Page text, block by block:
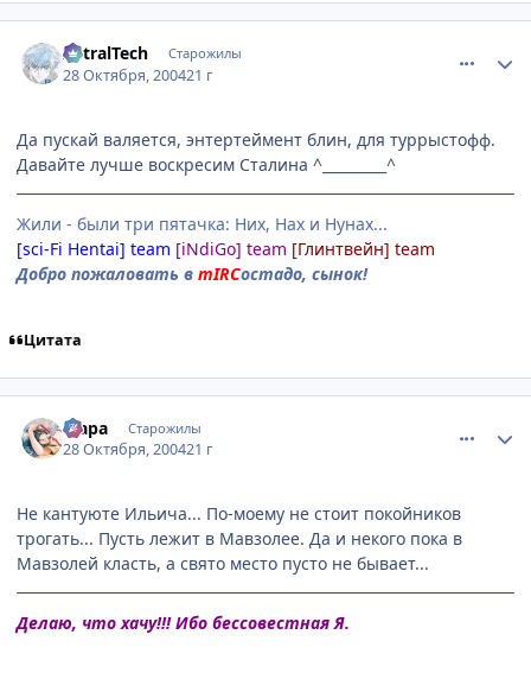
AstralTech Старожилы
28 Октября, 200421 г
Да пускай валяется, энтертеймент блин, для туррыстофф.
Давайте лучше воскресим Сталина ^_________^
Жили - были три пятачка: Них, Нах и Нунах...
[sci-Fi Hentai] team [iNdiGo] team [Глинтвейн] team
Добро пожаловать в mIRCостадо, сынок!
Цитата
Мара Старожилы
28 Октября, 200421 г
Не кантуюте Ильича... По-моему не стоит покойников
трогать... Пусть лежит в Мавзолее. Да и некого пока в
Мавзолей класть, а свято место пусто не бывает...
Делаю, что хачу!!! Ибо бессовестная Я.